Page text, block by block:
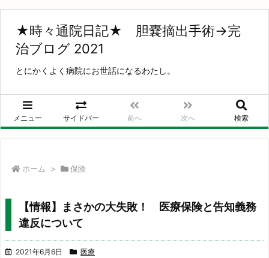
★時々通院日記★ 胆嚢摘出手術→完
治ブログ 2021
とにかくよく病院にお世話になるわたし。
メニュー サイドバー 前へ 次へ 検索
ホーム > 保険
【情報】まさかの大失敗！ 医療保険と告知義務
違反について
2021年6月6日 医療